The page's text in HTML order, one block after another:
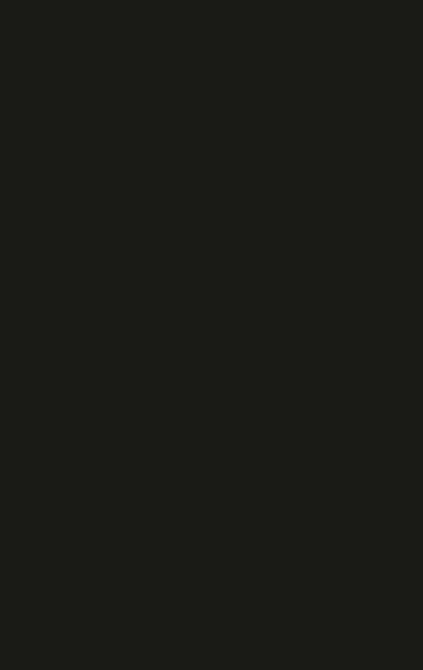
de Villa Celina” acompanha a
chutes no bairro de Villa
tocantes sacrifício e alegria,
a perda de familiares, as dúvidas
de casa, além da consagração com
da família, jornalistas e do
por trás do atleta, sua história de vida
continental.